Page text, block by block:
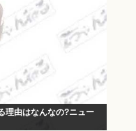
理由はなんなの?ニュー